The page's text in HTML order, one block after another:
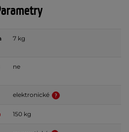
7 kg
ne
elektronické
150 kg